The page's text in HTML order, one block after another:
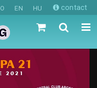
EN HU contact